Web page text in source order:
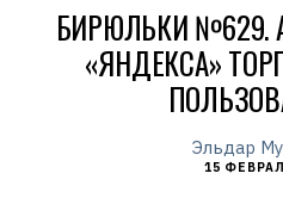
БИРЮЛЬКИ №629.
«ЯНДЕКСА»
Эльдар
15